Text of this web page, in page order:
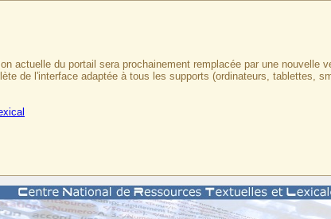
actuelle du portail sera prochainement remplacée par une nouvelle
de l'interface adaptée à tous les supports (ordinateurs, tablettes,